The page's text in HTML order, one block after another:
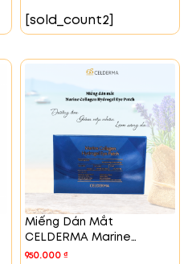
[sold_count2]
Miếng Dán Mắt
CELDERMA Marine
Collagen Hydrogel Eye
950.000₫